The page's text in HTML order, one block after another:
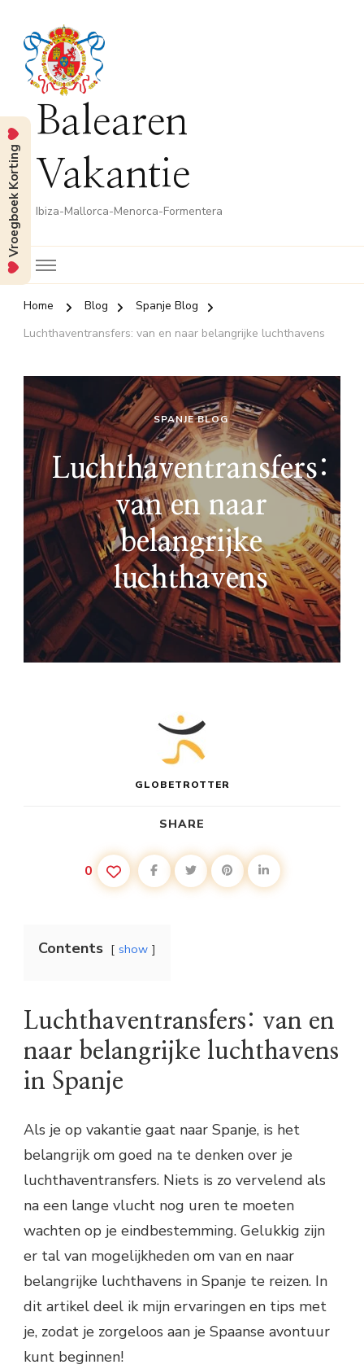
Balearen
Vakantie
Ibiza-Mallorca-Menorca-Formentera
Home Blog
Spanje Blog
Luchthaventransfers: van en naar belangrijke luchthavens
SPANJE BLOG
Luchthaventransfers:
van en naar
belangrijke
luchthavens
GLOBETROTTER
SHARE
0
Contents show
Luchthaventransfers: van en
naar belangrijke luchthavens
in Spanje
Als je op vakantie gaat naar Spanje, is het
belangrijk om goed na te denken over je
luchthaventransfers. Niets is zo vervelend als
na een lange vlucht nog uren te moeten
wachten op je eindbestemming. Gelukkig zijn
er tal van mogelijkheden om van en naar
belangrijke luchthavens in Spanje te reizen. In
dit artikel deel ik mijn ervaringen en tips met
je, zodat je zorgeloos aan je Spaanse avontuur
kunt beginnen!
Vroegboek Korting